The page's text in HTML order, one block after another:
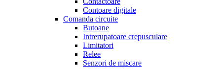
Contoare digitale
Comanda circuite
Butoane
Intrerupatoare crepusculare
Limitatori
Relee
Senzori de miscare